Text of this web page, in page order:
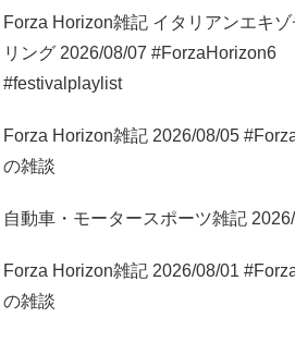
Forza Horizon雑記 イタリアンエキ
リング 2026/08/07 #ForzaHorizon6
#festivalplaylist
Forza Horizon雑記 2026/08/05
の雑談
自動車・モータースポーツ雑記
Forza Horizon雑記 2026/08/01
の雑談